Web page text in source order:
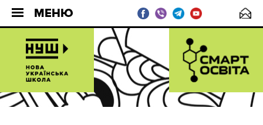
МЕНЮ